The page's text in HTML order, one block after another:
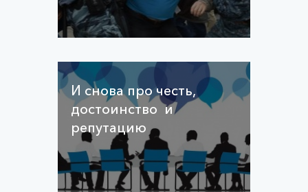
И снова про честь,
достоинство и
репутацию